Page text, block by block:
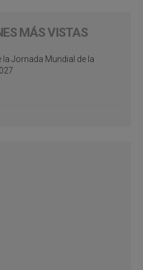
MÁS VISTAS
Jornada Mundial de la